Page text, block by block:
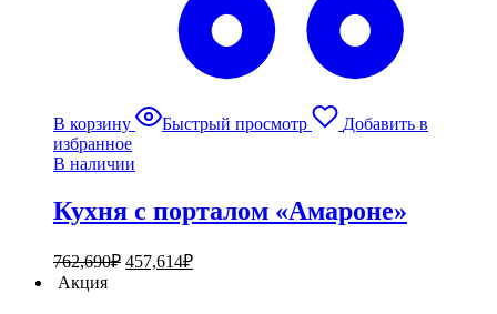
В корзину Быстрый просмотр
Добавить в
избранное
В наличии
Кухня с порталом «Амароне»
762,690₽ 457,614₽
Акция